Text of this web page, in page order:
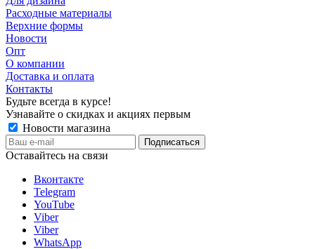
Расходные материалы
Верхние формы
Новости
Опт
О компании
Доставка и оплата
Контакты
Будьте всегда в курсе!
Узнавайте о скидках и акциях первым
Новости магазина
Оставайтесь на связи
Вконтакте
Telegram
YouTube
Viber
Viber
WhatsApp